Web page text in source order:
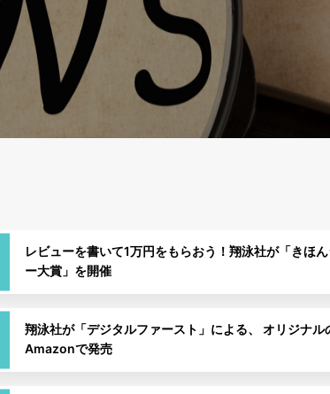
レビューを書いて1万円をもらおう！翔泳社が「きほ
ー大賞」を開催
翔泳社が「デジタルファースト」による、 オリジナル
Amazonで発売